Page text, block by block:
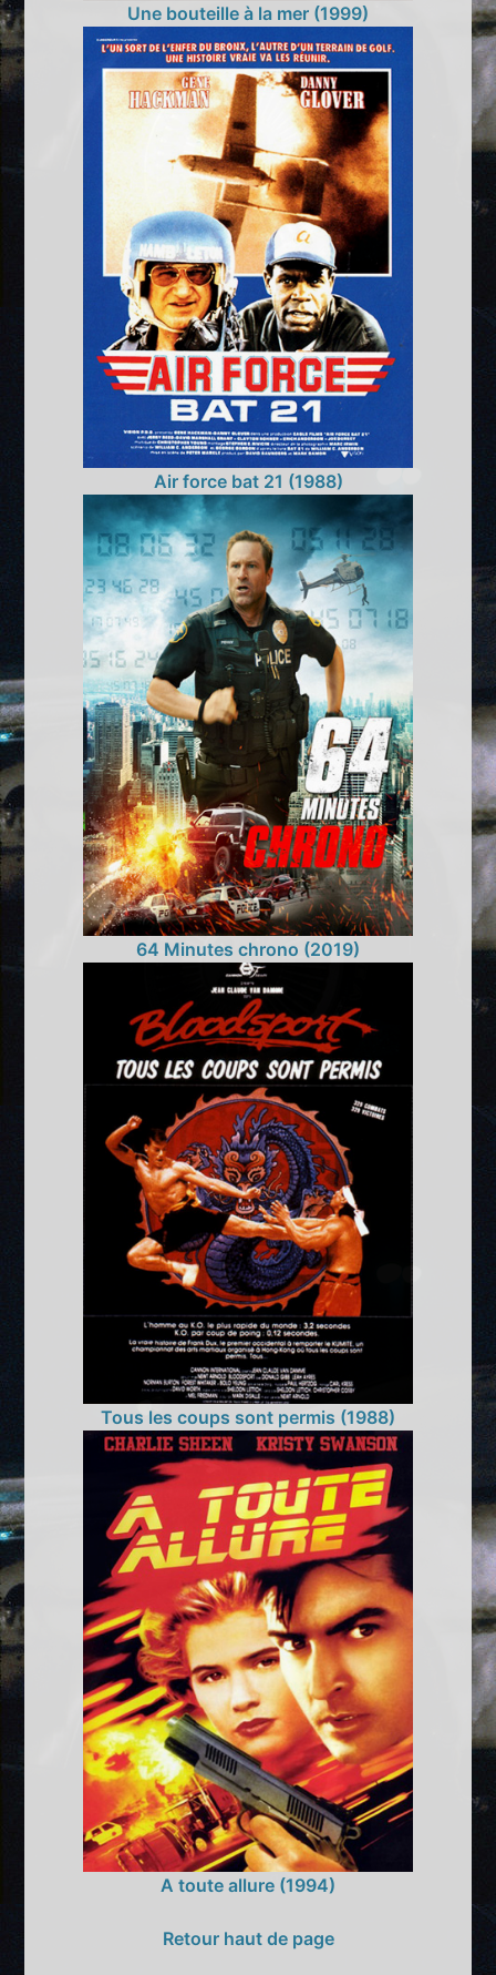
Une bouteille à la mer (1999)
Air force bat 21 (1988)
64 Minutes chrono (2019)
Tous les coups sont permis (1988)
A toute allure (1994)
Retour haut de page